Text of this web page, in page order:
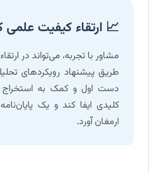
📈 ارتقاء کیفیت علمی
مشاور با تجربه، می‌تواند در
طریق پیشنهاد رویکردهای
دست اول و کمک به استخراج
کلیدی ایفا کند و یک
ارمغان آورد.